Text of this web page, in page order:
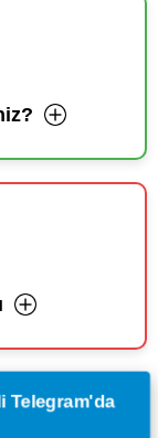
Telegram'da